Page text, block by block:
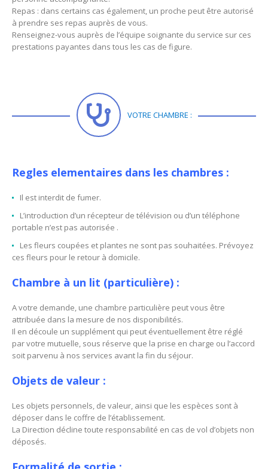
Repas : dans certains cas également, un proche peut être autorisé
à prendre ses repas auprès de vous.
Renseignez-vous auprès de l’équipe soignante du service sur ces
prestations payantes dans tous les cas de figure.
VOTRE CHAMBRE :
Regles elementaires dans les chambres :
Il est interdit de fumer.
L’introduction d’un récepteur de télévision ou d’un téléphone
portable n’est pas autorisée .
Les fleurs coupées et plantes ne sont pas souhaitées. Prévoyez
ces fleurs pour le retour à domicile.
Chambre à un lit (particulière) :
A votre demande, une chambre particulière peut vous être
attribuée dans la mesure de nos disponibilités.
Il en découle un supplément qui peut éventuellement être réglé
par votre mutuelle, sous réserve que la prise en charge ou l’accord
soit parvenu à nos services avant la fin du séjour.
Objets de valeur :
Les objets personnels, de valeur, ainsi que les espèces sont à
déposer dans le coffre de l’établissement.
La Direction décline toute responsabilité en cas de vol d’objets non
déposés.